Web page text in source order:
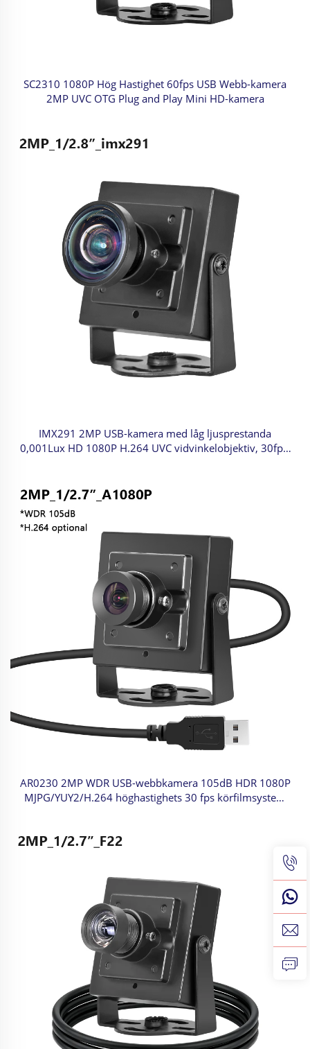
SC2310 1080P Hög Hastighet 60fps USB Webb-kamera
2MP UVC OTG Plug and Play Mini HD-kamera
IMX291 2MP USB-kamera med låg ljusprestanda
0,001Lux HD 1080P H.264 UVC vidvinkelobjektiv, 30fps,
AR0230 2MP WDR USB-webbkamera 105dB HDR 1080P
MJPG/YUY2/H.264 höghastighets 30 fps körfilmsystem